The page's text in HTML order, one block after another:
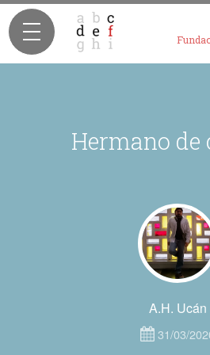
Hermano de
A.H. Ucán
31/03/